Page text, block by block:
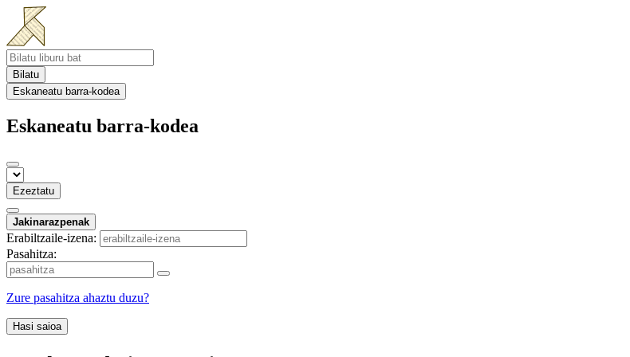
Bilatu
Eskaneatu barra-kodea
Eskaneatu barra-kodea
Ezeztatu
Jakinarazpenak
Erabiltzaile-izena:
Pasahitza:
Zure pasahitza ahaztu duzu?
Hasi saioa